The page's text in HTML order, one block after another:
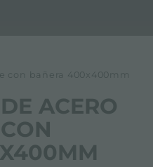
con bañera 400x400mm
ACERO